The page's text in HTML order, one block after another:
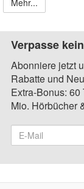
Verpasse
Abonniere jetzt
Rabatte und
Extra-Bonus:
Mio. Hörbücher